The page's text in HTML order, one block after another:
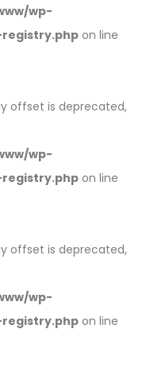
wp-
on line
offset is deprecated,
wp-
on line
offset is deprecated,
wp-
on line